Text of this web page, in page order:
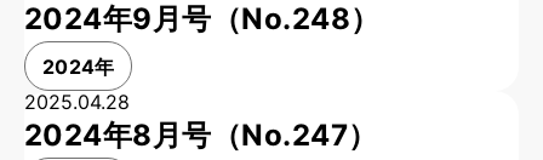
2024年9月号（No.248）
2024年
2025.04.28
2024年8月号（No.247）